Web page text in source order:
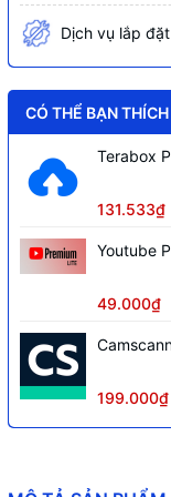
Dịch vụ lắp
CÓ THỂ BẠN THÍCH
Terabox
131.533₫
Youtube
49.000₫
199.000₫